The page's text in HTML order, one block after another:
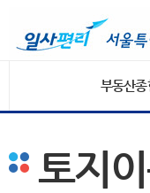
부동산종
토지